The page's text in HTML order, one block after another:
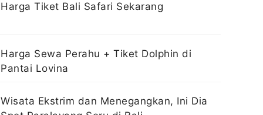
Harga Tiket Bali Safari Sekarang
Harga Sewa Perahu + Tiket Dolphin di
Pantai Lovina
Wisata Ekstrim dan Menegangkan, Ini Dia